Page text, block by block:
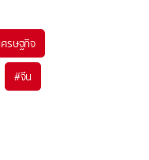
ศรษฐกิจ
#จีน